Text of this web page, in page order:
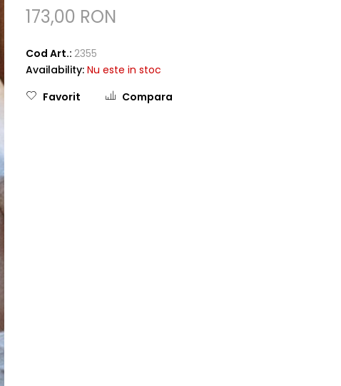
173,00 RON
Cod Art.: 2355
Availability: Nu este in stoc
Favorit
Compara